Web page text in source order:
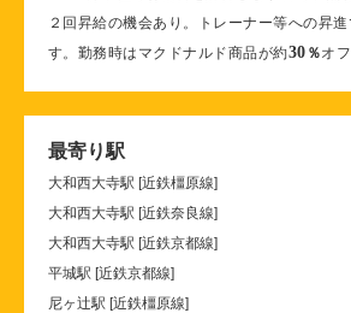
２回昇給の機会あり。トレーナー等への昇
す。勤務時はマクドナルド商品が約30 ％オ
最寄り駅
大和西大寺駅 [近鉄橿原線]
大和西大寺駅 [近鉄奈良線]
大和西大寺駅 [近鉄京都線]
平城駅 [近鉄京都線]
尼ヶ辻駅 [近鉄橿原線]